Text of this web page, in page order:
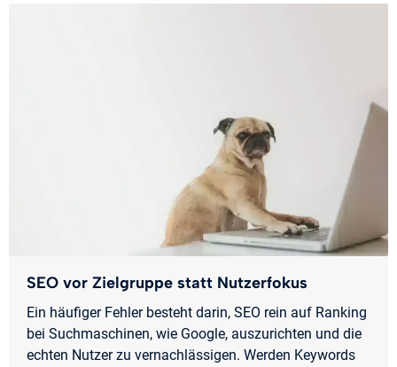
SEO vor Zielgruppe statt Nutzerfokus
Ein häufiger Fehler besteht darin, SEO rein auf Ranking
bei Suchmaschinen, wie Google, auszurichten und die
echten Nutzer zu vernachlässigen. Werden Keywords